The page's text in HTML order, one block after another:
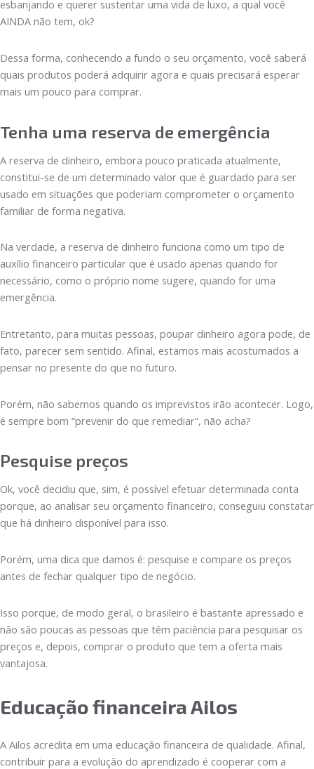
esbanjando e querer sustentar uma vida de luxo, a qual você
AINDA não tem, ok?
Dessa forma, conhecendo a fundo o seu orçamento, você saberá
quais produtos poderá adquirir agora e quais precisará esperar
mais um pouco para comprar.
Tenha uma reserva de emergência
A reserva de dinheiro, embora pouco praticada atualmente,
constitui-se de um determinado valor que é guardado para ser
usado em situações que poderiam comprometer o orçamento
familiar de forma negativa.
Na verdade, a reserva de dinheiro funciona como um tipo de
auxílio financeiro particular que é usado apenas quando for
necessário, como o próprio nome sugere, quando for uma
emergência.
Entretanto, para muitas pessoas, poupar dinheiro agora pode, de
fato, parecer sem sentido. Afinal, estamos mais acostumados a
pensar no presente do que no futuro.
Porém, não sabemos quando os imprevistos irão acontecer. Logo,
é sempre bom “prevenir do que remediar”, não acha?
Pesquise preços
Ok, você decidiu que, sim, é possível efetuar determinada conta
porque, ao analisar seu orçamento financeiro, conseguiu constatar
que há dinheiro disponível para isso.
Porém, uma dica que damos é: pesquise e compare os preços
antes de fechar qualquer tipo de negócio.
Isso porque, de modo geral, o brasileiro é bastante apressado e
não são poucas as pessoas que têm paciência para pesquisar os
preços e, depois, comprar o produto que tem a oferta mais
vantajosa.
Educação financeira Ailos
A Ailos acredita em uma educação financeira de qualidade. Afinal,
contribuir para a evolução do aprendizado é cooperar com a